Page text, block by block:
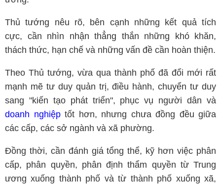
Thủ tướng nêu rõ, bên cạnh những kết quả tích
cực, cần nhìn nhận thẳng thắn những khó khăn,
thách thức, hạn chế và những vấn đề cần hoàn thiện.
Theo Thủ tướng, vừa qua thành phố đã đổi mới rất
mạnh mẽ tư duy quản trị, điều hành, chuyển tư duy
sang "kiến tạo phát triển", phục vụ người dân và
doanh nghiệptốt hơn, nhưng chưa đồng đều giữa
các cấp, các sở ngành và xã phường.
Đồng thời, cần đánh giá tổng thể, kỹ hơn việc phân
cấp, phân quyền, phân định thẩm quyền từ Trung
ương xuống thành phố và từ thành phố xuống xã,